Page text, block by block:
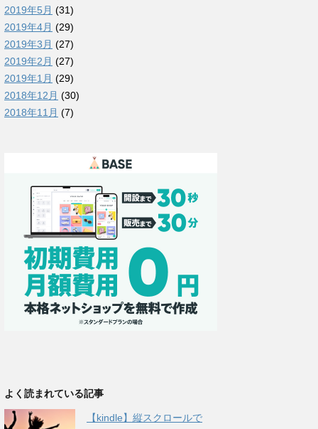
2019年5月 (31)
2019年4月 (29)
2019年3月 (27)
2019年2月 (27)
2019年1月 (29)
2018年12月 (30)
2018年11月 (7)
よく読まれている記事
【kindle】縦スクロールで